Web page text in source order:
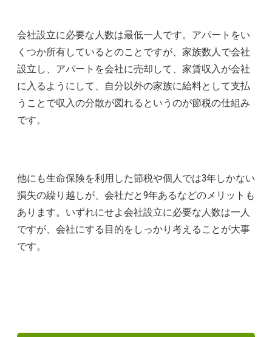
会社設立に必要な人数は最低一人です。アパートをい
くつか所有しているとのことですが、家族数人で会社
設立し、アパートを会社に売却して、家賃収入が会社
に入るようにして、自分以外の家族に給料として支払
うことで収入の分散が図れるというのが節税の仕組み
です。
他にも生命保険を利用した節税や個人では3年しかない
損失の繰り越しが、会社だと9年あるなどのメリットも
あります。いずれにせよ会社設立に必要な人数は一人
ですが、会社にする目的をしっかり考えることが大事
です。